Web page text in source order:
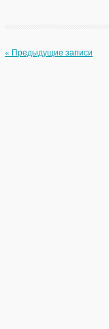
« Предыдущие записи